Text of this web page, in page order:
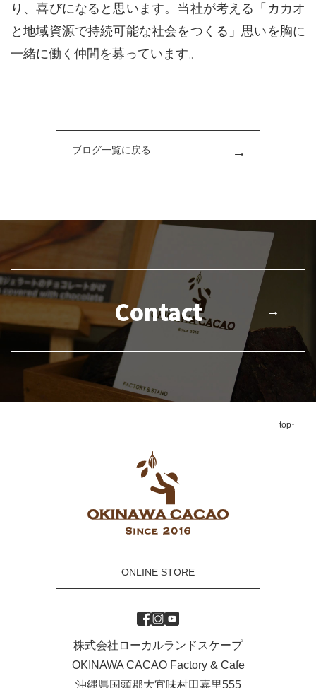
り、喜びになると思います。当社が考える「カカオ
と地域資源で持続可能な社会をつくる」思いを胸に
一緒に働く仲間を募っています。
ブログ一覧に戻る
Contact
top
ONLINE STORE
株式会社ローカルランドスケープ
OKINAWA CACAO Factory & Cafe
沖縄県国頭郡大宜味村田嘉里555